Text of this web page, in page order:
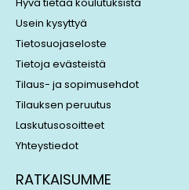
i
n
s
Usein kysyttyä
Tietosuojaseloste
Tietoja evästeistä
Tilaus- ja sopimusehdot
Tilauksen peruutus
Laskutusosoitteet
Yhteystiedot
RATKAISUMME